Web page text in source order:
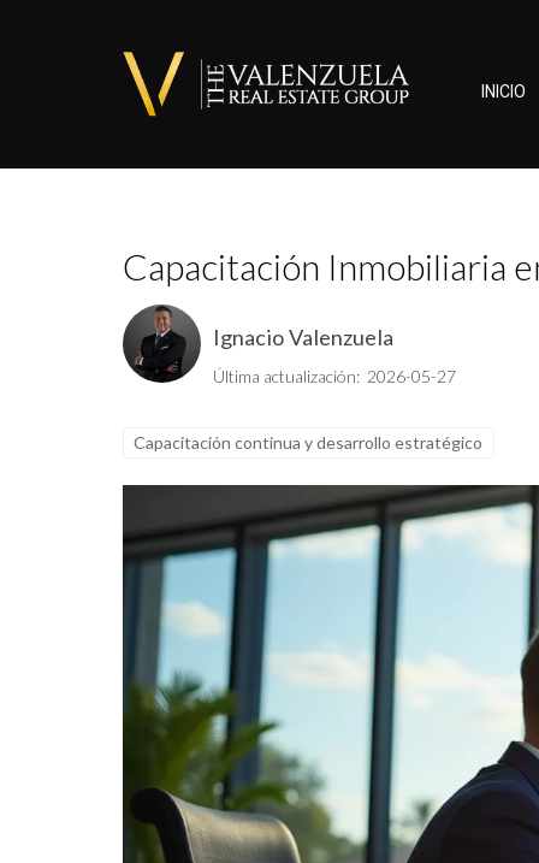
INICIO
Capacitación Inmobiliaria
Ignacio Valenzuela
Última actualización: 2026-05-27
Capacitación continua y desarrollo estratégico